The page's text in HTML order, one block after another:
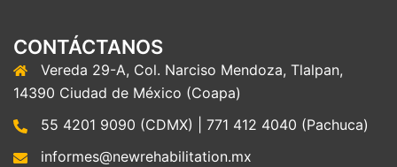
CONTÁCTANOS
Vereda 29-A, Col. Narciso Mendoza, Tlalpan,
14390 Ciudad de México (Coapa)
55 4201 9090 (CDMX) | 771 412 4040 (Pachuca)
informes@newrehabilitation.mx